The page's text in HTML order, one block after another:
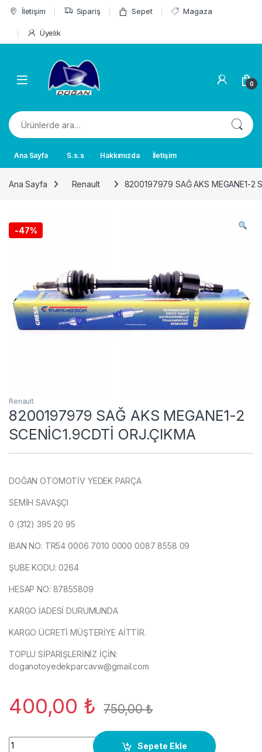
Skip to navigation
Skip to content
İletişim Sipariş Sepet Magaza
Üyelik
0
Ara:
Ana Sayfa S.s.s Hakkımızda İletişim
Ana Sayfa Renault 8200197979 SAĞ AKS MEGANE1-2
-47%
Renault
8200197979 SAĞ AKS MEGANE1-2
SCENİC1.9CDTİ ORJ.ÇIKMA
DOĞAN OTOMOTİV YEDEK PARÇA
SEMİH SAVAŞÇI
0 (312) 395 20 95
IBAN NO: TR54 0006 7010 0000 0087 8558 09
ŞUBE KODU: 0264
HESAP NO: 87855809
KARGO İADESİ DURUMUNDA
KARGO ÜCRETİ MÜŞTERİYE AİTTİR.
TOPLU SİPARİŞLERİNİZ İÇİN:
doganotoyedekparcavw@gmail.com
400,00 ₺ 750,00₺
8200197979 SAĞ AKS MEGANE1-2 SCENİC1.9CDTİ
Sepete Ekle